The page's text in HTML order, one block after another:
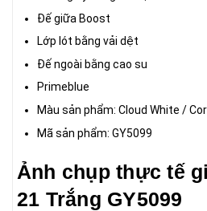
Đế giữa Boost
Lớp lót bằng vải dệt
Đế ngoài bằng cao su
Primeblue
Màu sản phẩm: Cloud White /
Mã sản phẩm: GY5099
Ảnh chụp thực tế
21 Trắng GY5099